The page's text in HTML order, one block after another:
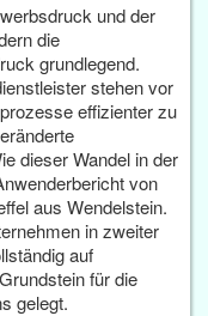
und der
die
grundlegend.
stehen vor
effizienter zu
dieser Wandel in der
von
aus Wendelstein.
in zweiter
auf
für die
gelegt.